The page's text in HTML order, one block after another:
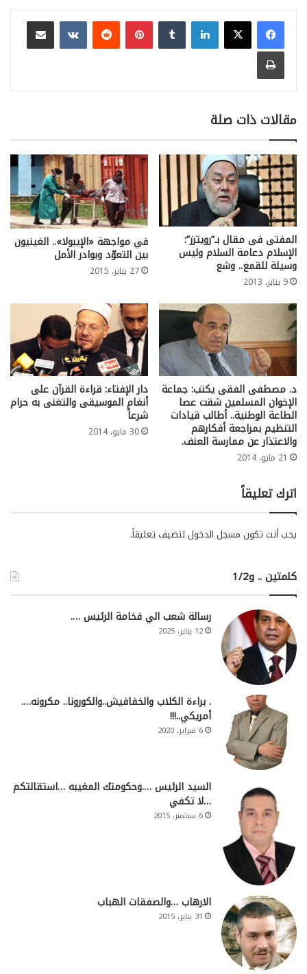
لينكدإن بينتيريست
مشاركة عبر البريد
طباعة
مقالات ذات صلة
المفتى فى مقال بـ”رويترز”:
الإسلام دعامة السلام وليس
وسيلة للقمع.. وشع
9 يناير، 2013
في مواجهة «الإيبولا».. الغينيون
بين التعوّد وبوادر الأمل
27 يناير، 2015
د. مصطفى الفقى يكتب: جماعة
الإخوان المسلمين شقت عصا
الطاعة الوطنية.. أطالب قيادات
التنظيم بمراجعة أفكارهم
والاعتذار عن ممارسة العنف.
21 مايو، 2014
دار الإفتاء: قراءة القرآن على
أنغام الموسيقى والتغنى به حرام
شرعاً
30 مايو، 2014
اترك تعليقاً
يجب أنت تكون مسجل الدخول لتضيف تعليقاً.
كلمتين .. و1/2
رسالة شعب الي فخامة الرئيس ….
12 يناير، 2025
. براءة الكلاب والخفافيش..والكورونا.. مكرونه….
أمريكي..!!!
6 فبراير، 2020
السيد الرئيس ….وحكومتك المغيبه …استقالتكم
…لا تكفي
6 سبتمبر، 2015
الارهاب …والصفقات الهباب
31 يناير، 2015